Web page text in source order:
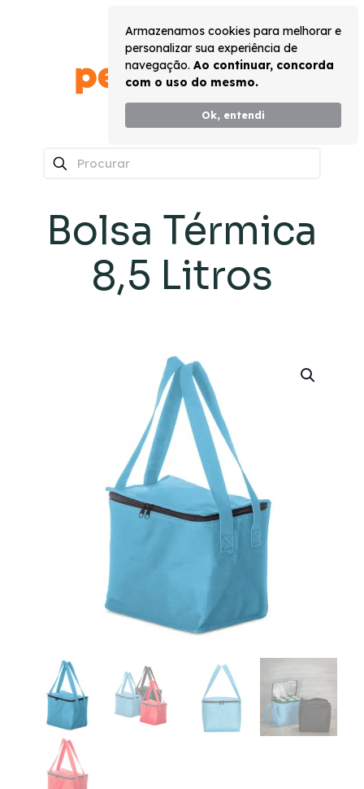
Armazenamos cookies para melhorar e
personalizar sua experiência de
navegação. Ao continuar, concorda
com o uso do mesmo.
Ok, entendi
Bolsa Térmica
8,5 Litros